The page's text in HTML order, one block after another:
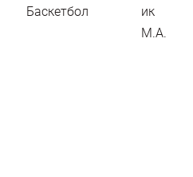
Баскетбол
ик
М.А.